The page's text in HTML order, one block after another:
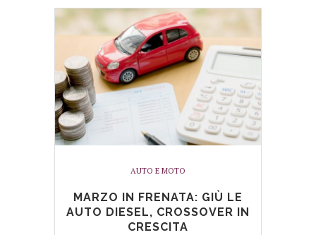
AUTO E MOTO
MARZO IN FRENATA: GIÙ LE
AUTO DIESEL, CROSSOVER IN
CRESCITA